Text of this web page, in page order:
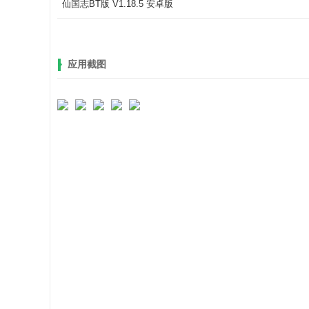
仙国志BT版 V1.18.5 安卓版
应用截图